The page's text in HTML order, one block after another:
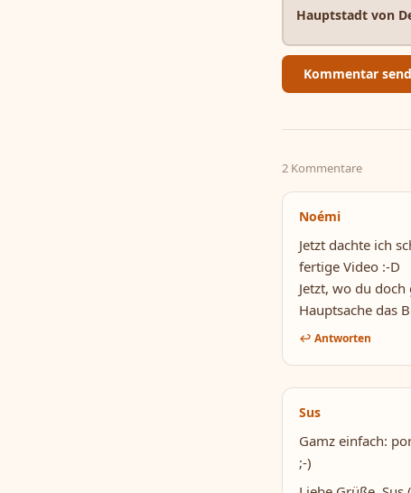
Hauptstadt von
Kommentar
2 Kommentare
Noémi
Jetzt dachte ich
fertige Video :-D
Jetzt, wo du
Hauptsache das
↩ Antworten
Sus
Gamz einfach:
;-)